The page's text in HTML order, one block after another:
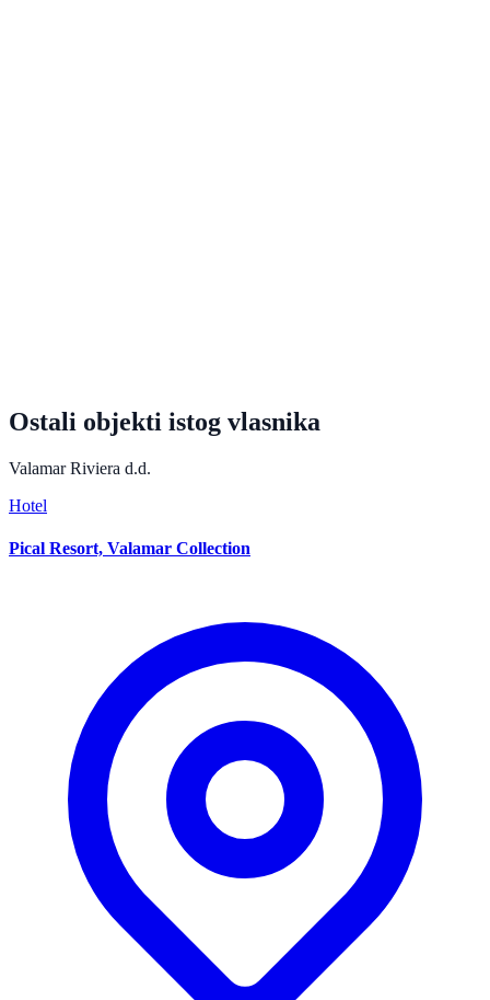
Ostali objekti istog vlasnika
Valamar Riviera d.d.
Hotel
Pical Resort, Valamar Collection